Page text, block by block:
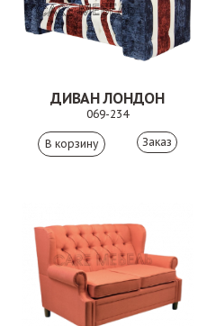
ДИВАН ЛОНДОН
069-234
Заказ